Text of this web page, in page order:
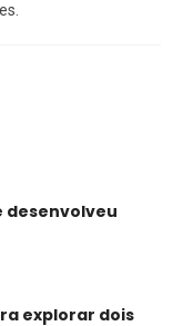
desenvolveu
explorar dois